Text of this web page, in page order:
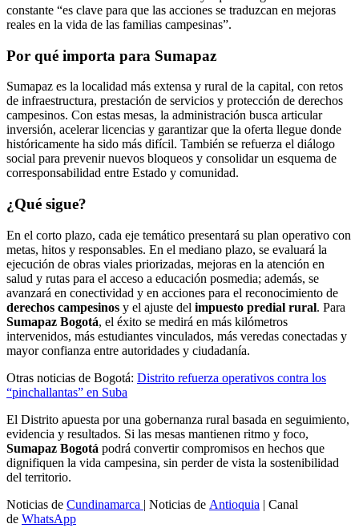
constante “es clave para que las acciones se traduzcan en mejoras
reales en la vida de las familias campesinas”.
Por qué importa para Sumapaz
Sumapaz es la localidad más extensa y rural de la capital, con retos
de infraestructura, prestación de servicios y protección de derechos
campesinos. Con estas mesas, la administración busca articular
inversión, acelerar licencias y garantizar que la oferta llegue donde
históricamente ha sido más difícil. También se refuerza el diálogo
social para prevenir nuevos bloqueos y consolidar un esquema de
corresponsabilidad entre Estado y comunidad.
¿Qué sigue?
En el corto plazo, cada eje temático presentará su plan operativo con
metas, hitos y responsables. En el mediano plazo, se evaluará la
ejecución de obras viales priorizadas, mejoras en la atención en
salud y rutas para el acceso a educación posmedia; además, se
avanzará en conectividad y en acciones para el reconocimiento de
derechos campesinos y el ajuste del impuesto predial rural. Para
Sumapaz Bogotá, el éxito se medirá en más kilómetros
intervenidos, más estudiantes vinculados, más veredas conectadas y
mayor confianza entre autoridades y ciudadanía.
Otras noticias de Bogotá: Distrito refuerza operativos contra los
“pinchallantas” en Suba
El Distrito apuesta por una gobernanza rural basada en seguimiento,
evidencia y resultados. Si las mesas mantienen ritmo y foco,
Sumapaz Bogotá podrá convertir compromisos en hechos que
dignifiquen la vida campesina, sin perder de vista la sostenibilidad
del territorio.
Noticias de Cundinamarca | Noticias de Antioquia | Canal
de WhatsApp